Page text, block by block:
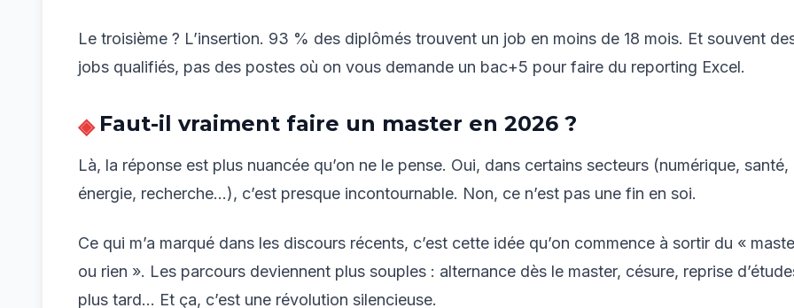
Le troisième ? L’insertion. 93 % des diplômés trouvent un job en moins de 18 mois. Et souvent
jobs qualifiés, pas des postes où on vous demande un bac+5 pour faire du reporting Excel.
Faut-il vraiment faire un master en 2026 ?
Là, la réponse est plus nuancée qu’on ne le pense. Oui, dans certains secteurs (numérique, santé,
énergie, recherche…), c’est presque incontournable. Non, ce n’est pas une fin en soi.
Ce qui m’a marqué dans les discours récents, c’est cette idée qu’on commence à sortir du «
ou rien ». Les parcours deviennent plus souples : alternance dès le master, césure, reprise
plus tard… Et ça, c’est une révolution silencieuse.